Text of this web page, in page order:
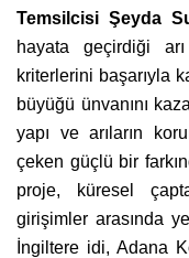
Temsilcisi Şeyda
hayata geçirdiği
kriterlerini başarıyla
büyüğü ünvanını
yapı ve arıların
çeken güçlü bir
proje, küresel
girişimler arasında
İngiltere idi, Adana